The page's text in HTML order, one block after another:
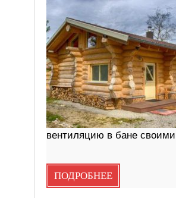
вентиляцию в бане
ПОДРОБНЕЕ